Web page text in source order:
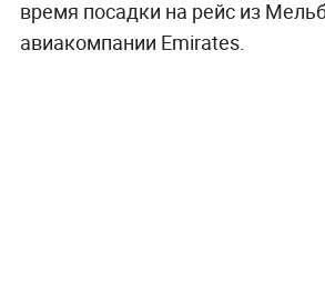
время посадки на рейс из
авиакомпании Emirates.